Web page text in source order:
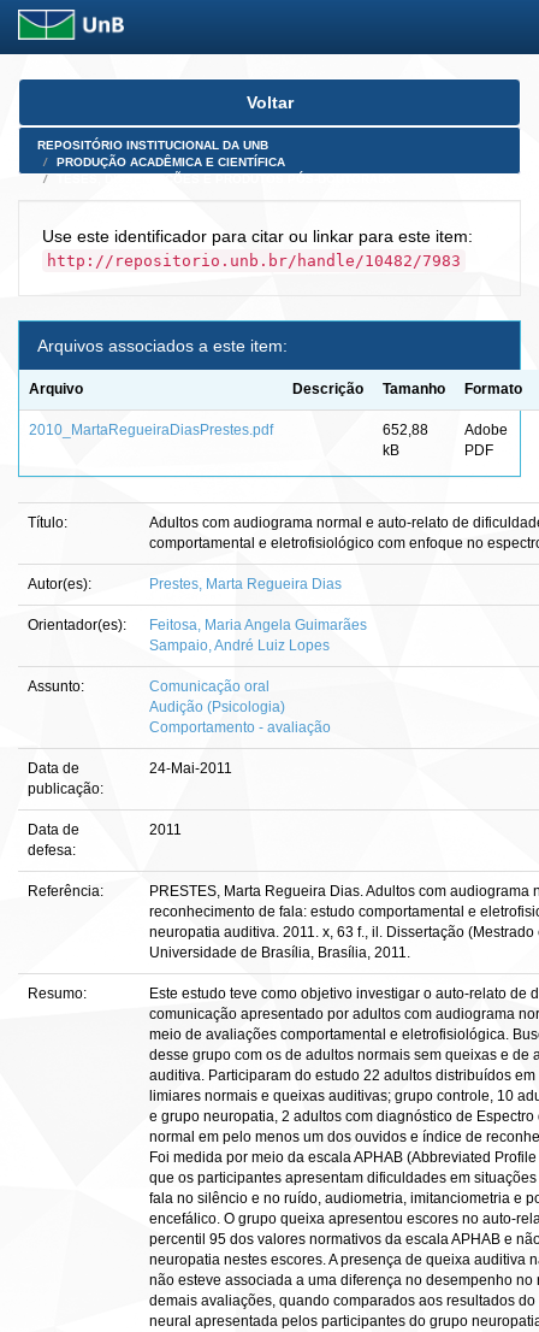
Skip
Voltar
REPOSITÓRIO INSTITUCIONAL DA UNB
PRODUÇÃO ACADÊMICA E CIENTÍFICA
Use este identificador para citar ou linkar para este item:
http://repositorio.unb.br/handle/10482/7983
Arquivos associados a este item:
Arquivo Descrição Tamanho Formato
2010_MartaRegueiraDiasPrestes.pdf
652,88
kB
Adobe
PDF
Título:
Adultos com audiograma normal e auto-relato de
comportamental e eletrofisiológico com enfoque no
Autor(es): Prestes, Marta Regueira Dias
Orientador(es):
Feitosa, Maria Angela Guimarães
Sampaio, André Luiz Lopes
Assunto:
Comunicação oral
Audição (Psicologia)
Comportamento - avaliação
Data de
publicação:
24-Mai-2011
Data de
defesa:
2011
Referência:
PRESTES, Marta Regueira Dias. Adultos com
reconhecimento de fala: estudo comportamental e
neuropatia auditiva. 2011. x, 63 f., il. Dissertação
Universidade de Brasília, Brasília, 2011.
Resumo:
Este estudo teve como objetivo investigar o auto-relato de
comunicação apresentado por adultos com audiograma
meio de avaliações comportamental e eletrofisiológica.
desse grupo com os de adultos normais sem queixas e de
auditiva. Participaram do estudo 22 adultos distribuídos
limiares normais e queixas auditivas; grupo controle, 10
e grupo neuropatia, 2 adultos com diagnóstico de
normal em pelo menos um dos ouvidos e índice de
Foi medida por meio da escala APHAB (Abbreviated
que os participantes apresentam dificuldades em
fala no silêncio e no ruído, audiometria, imitanciometria e
encefálico. O grupo queixa apresentou escores no auto-
percentil 95 dos valores normativos da escala APHAB e
neuropatia nestes escores. A presença de queixa auditiva
não esteve associada a uma diferença no desempenho
demais avaliações, quando comparados aos resultados
neural apresentada pelos participantes do grupo